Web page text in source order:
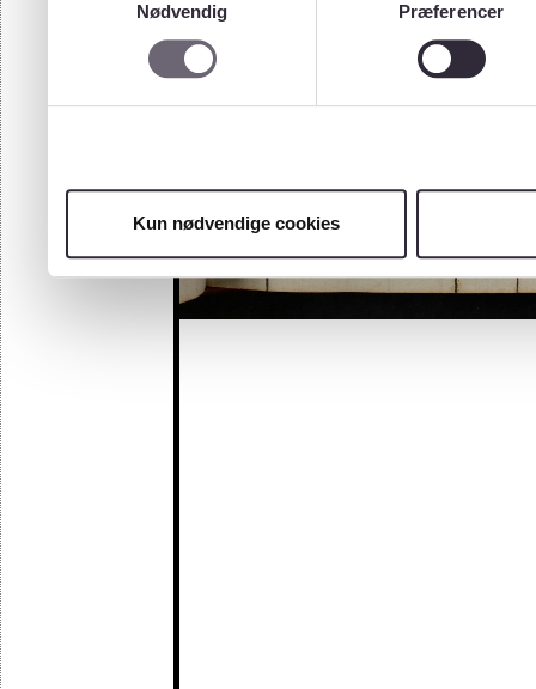
Nødvendig
Præferencer
Kun nødvendige cookies